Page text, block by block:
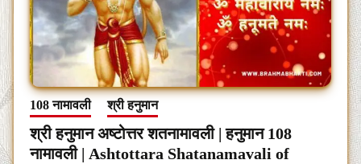
108 नामावली श्री हनुमान
श्री हनुमान अष्टोत्तर शतनामावली | हनुमान 108
नामावली | Ashtottara Shatanamavali of